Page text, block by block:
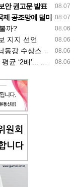
08.07
안 권고문 발표
08.07
공조망에 덜미
08.06
까?
08.06
지지 선언
08.06
영어체험’ 성료
08.06
위기 속 ‘체력’ 증명